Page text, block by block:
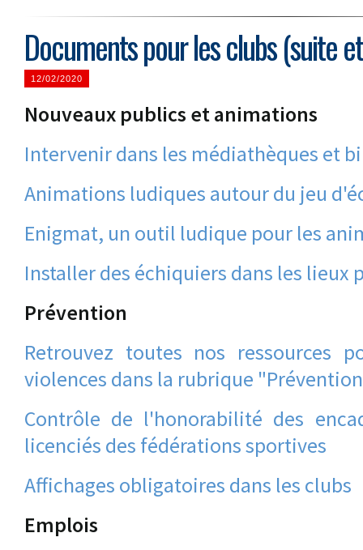
Documents pour les clubs (suite
12/02/2020
Nouveaux publics et animations
Intervenir dans les médiathèques et
Animations ludiques autour du jeu
Enigmat, un outil ludique pour les
Installer des échiquiers dans les lieux
Prévention
Retrouvez toutes nos ressources
violences dans la rubrique
Contrôle de l'honorabilité des
licenciés des fédérations sportives
Affichages obligatoires dans les clubs
Emplois